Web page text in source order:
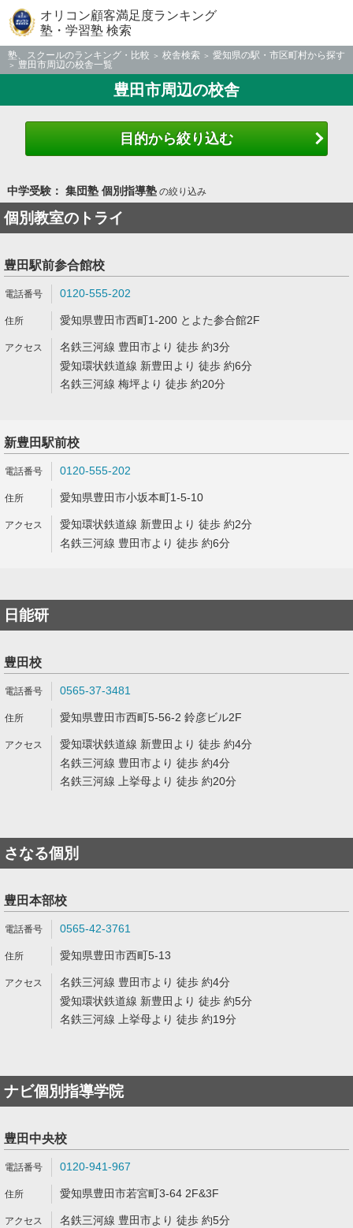
オリコン顧客満足度ランキング
塾・学習塾 検索
塾、スクールのランキング・比較 校舎検索
愛知県の駅・市区町村から探す
豊田市周辺の校舎一覧
豊田市周辺の校舎
目的から絞り込む
中学受験： 集団塾 個別指導塾の絞り込み
個別教室のトライ
豊田駅前参合館校
0120-555-202
愛知県豊田市西町1-200 とよた参合館2F
名鉄三河線 豊田市より 徒歩 約3分
愛知環状鉄道線 新豊田より 徒歩 約6分
名鉄三河線 梅坪より 徒歩 約20分
新豊田駅前校
0120-555-202
愛知県豊田市小坂本町1-5-10
愛知環状鉄道線 新豊田より 徒歩 約2分
名鉄三河線 豊田市より 徒歩 約6分
日能研
豊田校
0565-37-3481
愛知県豊田市西町5-56-2 鈴彦ビル2F
愛知環状鉄道線 新豊田より 徒歩 約4分
名鉄三河線 豊田市より 徒歩 約4分
名鉄三河線 上挙母より 徒歩 約20分
さなる個別
豊田本部校
0565-42-3761
愛知県豊田市西町5-13
名鉄三河線 豊田市より 徒歩 約4分
愛知環状鉄道線 新豊田より 徒歩 約5分
名鉄三河線 上挙母より 徒歩 約19分
ナビ個別指導学院
豊田中央校
0120-941-967
愛知県豊田市若宮町3-64 2F&3F
名鉄三河線 豊田市より 徒歩 約5分